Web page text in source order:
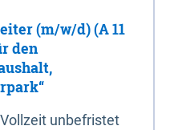
(m/w/d) (A 11
den
unbefristet